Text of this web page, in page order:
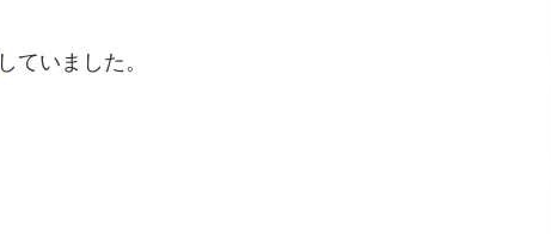
していました。